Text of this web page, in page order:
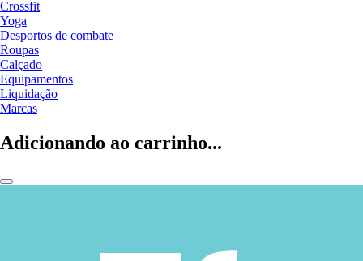
Crossfit
Yoga
Desportos de combate
Roupas
Calçado
Equipamentos
Liquidação
Marcas
Adicionando ao carrinho...